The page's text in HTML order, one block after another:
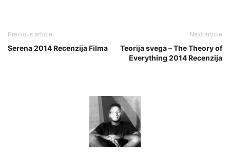
Previous article
Serena 2014 Recenzija Filma
Next article
Teorija svega – The Theory of
Everything 2014 Recenzija